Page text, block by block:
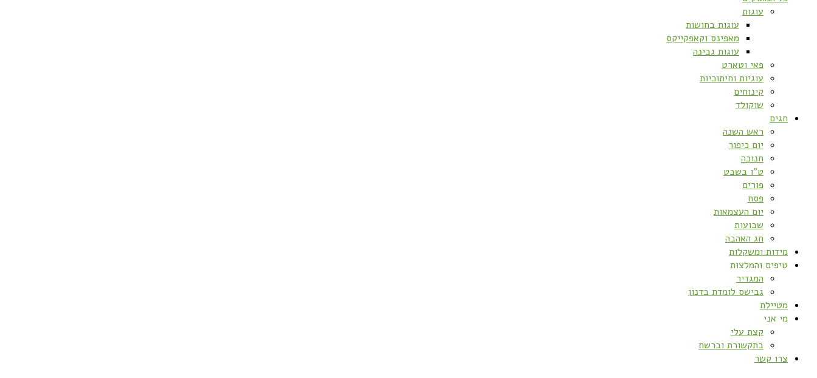
עוגות
עוגות בחושות
מאפינס וקאפקייקס
עוגות גבינה
פאי וטארט
עוגיות וחיתוכיות
קינוחים
שוקולד
חגים
ראש השנה
יום כיפור
חנוכה
ט”ו בשבט
פורים
פסח
יום העצמאות
שבועות
חג האהבה
מידות ומשקלות
טיפים והמלצות
המגדיר
גבישס לומדת בדנון
מטיילת
מי אני
קצת עלי
בתקשורת וברשת
צרו קשר